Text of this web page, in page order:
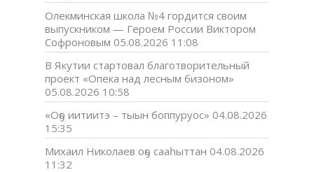
Олекминская школа №4 гордится своим
выпускником — Героем России Виктором
Софроновым 05.08.2026 11:08
В Якутии стартовал благотворительный
проект «Опека над лесным бизоном»
05.08.2026 10:58
«Оҕо иитиитэ – тыын боппуруос» 04.08.2026
15:35
Михаил Николаев оҕо сааһыттан 04.08.2026
11:32